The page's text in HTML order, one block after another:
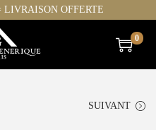
LIVRAISON OFFERTE
0
SUIVANT